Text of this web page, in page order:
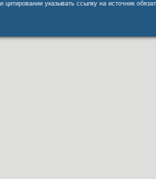
указывать ссылку на источник